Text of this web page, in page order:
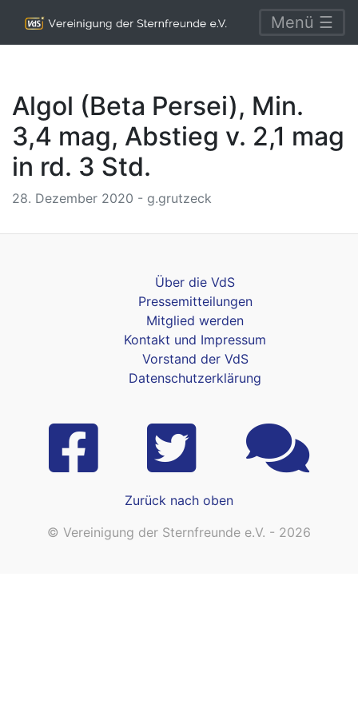
Menü ☰
Algol (Beta Persei), Min.
3,4 mag, Abstieg v. 2,1 mag
in rd. 3 Std.
28. Dezember 2020 - g.grutzeck
Über die VdS
Pressemitteilungen
Mitglied werden
Kontakt und Impressum
Vorstand der VdS
Datenschutzerklärung
Zurück nach oben
© Vereinigung der Sternfreunde e.V. - 2026